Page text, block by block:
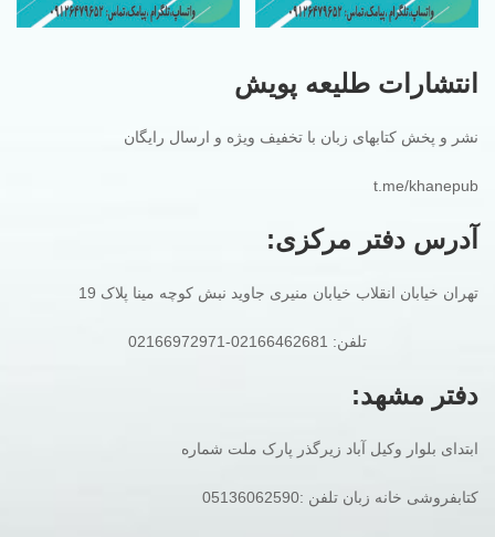
انتشارات طلیعه پویش
نشر و پخش کتابهای زبان با تخفیف ویژه و ارسال رایگان
t.me/khanepub
آدرس دفتر مرکزی:
تهران خیابان انقلاب خیابان منیری جاوید نبش کوچه مینا پلاک 19
تلفن: 02166462681-02166972971
دفتر مشهد:
ابتدای بلوار وکیل آباد زیرگذر پارک ملت شماره
کتابفروشی خانه زبان تلفن :05136062590